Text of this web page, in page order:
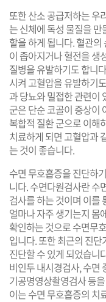
또한 산소 공급저하는 우
는 신체에 독성 물질을
할을 하게 됩니다. 혈관
이 좁아지거나 혈전을 생
질병을 유발하기도 합니
시켜 고혈압을 유발하기
과 당뇨와 밀접한 관련이
군은 단순 코골이 증상이
복합적 질환 군으로 이해
치료하게 되면 고혈압과
는 것이 좋습니다.
수면 무호흡증을 진단하
니다. 수면다원검사란 수
검사를 하는 것이며 이를
얼마나 자주 생기는지 몸
확인하는 것으로 수면무
입니다. 또한 최근의 진
진단할 수 있게 되었습니
비인두 내시경검사, 수면
기공명영상촬영검사 등
이는 수면 무호흡증의 치